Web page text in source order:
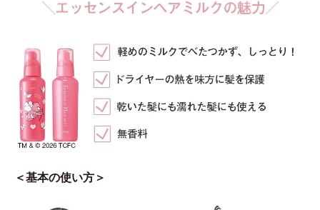
＜基本の使い方＞